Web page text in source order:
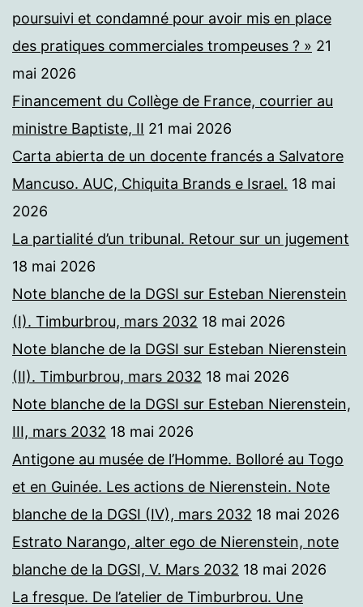
poursuivi et condamné pour avoir mis en place
des pratiques commerciales trompeuses ? » 21
mai 2026
Financement du Collège de France, courrier au
ministre Baptiste, II 21 mai 2026
Carta abierta de un docente francés a Salvatore
Mancuso. AUC, Chiquita Brands e Israel. 18 mai
2026
La partialité d’un tribunal. Retour sur un jugement
18 mai 2026
Note blanche de la DGSI sur Esteban Nierenstein
(I). Timburbrou, mars 2032 18 mai 2026
Note blanche de la DGSI sur Esteban Nierenstein
(II). Timburbrou, mars 2032 18 mai 2026
Note blanche de la DGSI sur Esteban Nierenstein,
III, mars 2032 18 mai 2026
Antigone au musée de l’Homme. Bolloré au Togo
et en Guinée. Les actions de Nierenstein. Note
blanche de la DGSI (IV), mars 2032 18 mai 2026
Estrato Narango, alter ego de Nierenstein, note
blanche de la DGSI, V. Mars 2032 18 mai 2026
La fresque. De l’atelier de Timburbrou. Une